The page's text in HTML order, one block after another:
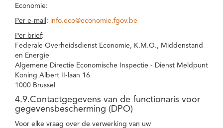
Economie:
Per e-mail : info.eco@economie.fgov.be
Per brief:
Federale Overheidsdienst Economie, K.M.O., Middenstand
en Energie
Algemene Directie Economische Inspectie - Dienst Meldpunt
Koning Albert II-laan 16
1000 Brussel
4.9.Contactgegevens van de functionaris voor
gegevensbescherming (DPO)
Voor elke vraag over de verwerking van uw